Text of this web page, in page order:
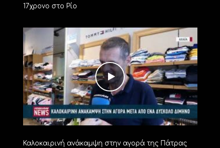
17χρονο στο Ρίο
Καλοκαιρινή ανάκαμψη στην αγορά της Πάτρας